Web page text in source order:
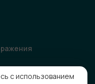
и информационной
с использованием